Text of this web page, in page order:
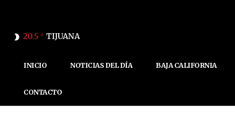
20.5 C TIJUANA
INICIO NOTICIAS DEL DÍA BAJA CALIFORNIA
CONTACTO